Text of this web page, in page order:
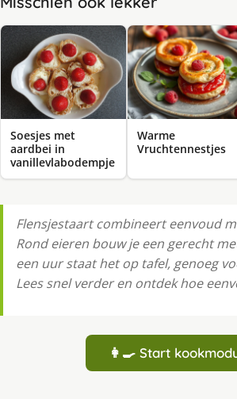
Soesjes met
aardbei in
vanillevlabodempje
Warme
Vruchtennestjes
Flensjestaart combineert eenvoud
Rond eieren bouw je een gerecht
een uur staat het op tafel, genoeg
Lees snel verder en ontdek hoe
👩‍🍳 Start